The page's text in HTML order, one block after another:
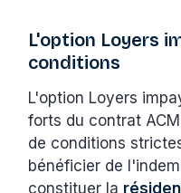
L'option Loyers
conditions
L'option Loyers
forts du contrat
de conditions
bénéficier de
constituer la